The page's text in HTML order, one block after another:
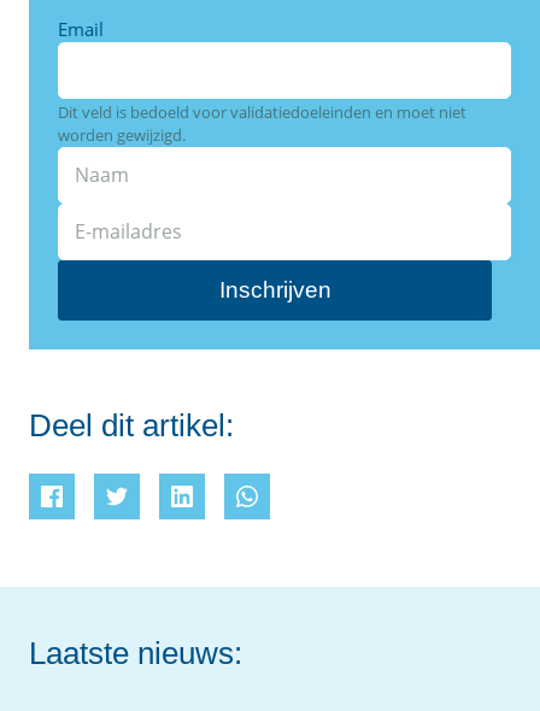
Email
Dit veld is bedoeld voor validatiedoeleinden en moet niet
worden gewijzigd.
Deel dit artikel:
Laatste nieuws: